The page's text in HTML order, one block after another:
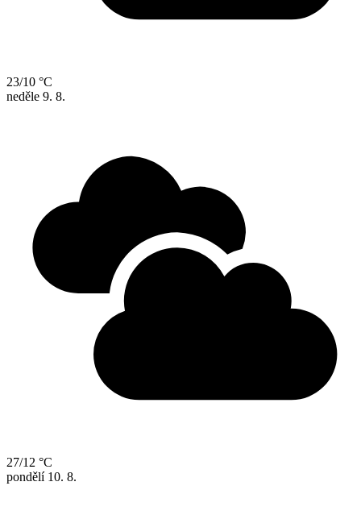
23/10 °C
neděle 9. 8.
27/12 °C
pondělí 10. 8.